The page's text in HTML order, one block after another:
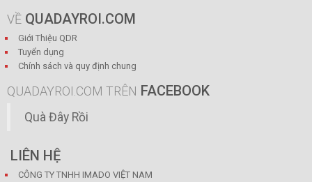
VỀ QUADAYROI.COM
Giới Thiệu QDR
Tuyển dụng
Chính sách và quy định chung
QUADAYROI.COM TRÊN FACEBOOK
Quà Đây Rồi
LIÊN HỆ
CÔNG TY TNHH IMADO VIỆT NAM